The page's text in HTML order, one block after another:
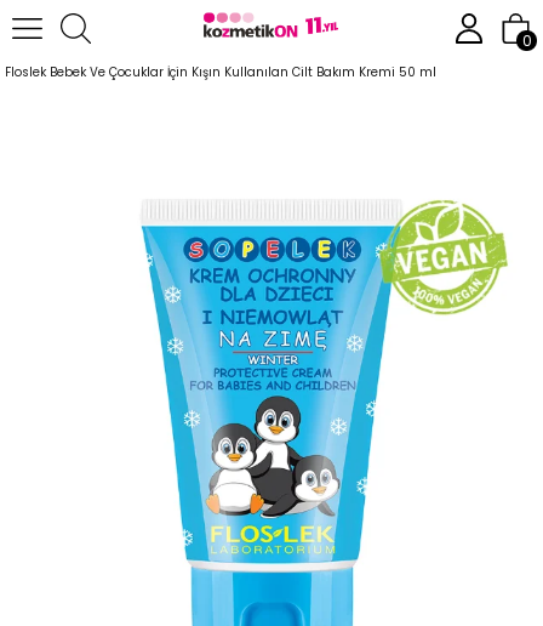
0
Anasayfa Cilt Bakım Ürünleri Çocuklar İçin Cilt Serisi
Floslek Bebek Ve Çocuklar İçin Kışın Kullanılan Cilt Bakım Kremi 50 ml